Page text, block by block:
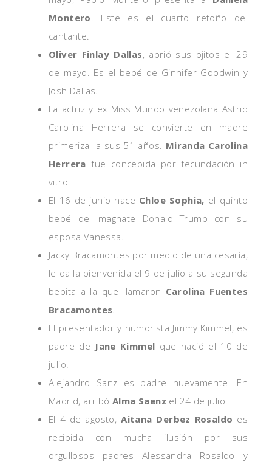
Montero. Este es el cuarto retoño del
cantante.
Oliver Finlay Dallas, abrió sus ojitos el 29
de mayo. Es el bebé de Ginnifer Goodwin y
Josh Dallas.
La actriz y ex Miss Mundo venezolana Astrid
Carolina Herrera se convierte en madre
primeriza a sus 51 años. Miranda Carolina
Herrerafue concebida por fecundación in
vitro.
El 16 de junio nace Chloe Sophia, el quinto
bebé del magnate Donald Trump con su
esposa Vanessa.
Jacky Bracamontes por medio de una cesaría,
le da la bienvenida el 9 de julio a su segunda
bebita a la que llamaron Carolina Fuentes
Bracamontes.
El presentador y humorista Jimmy Kimmel, es
padre de Jane Kimmel que nació el 10 de
julio.
Alejandro Sanz es padre nuevamente. En
Madrid, arribóAlma Saenz el 24 de julio.
El 4 de agosto,Aitana Derbez Rosaldo es
recibida con mucha ilusión por sus
orgullosos padres Alessandra Rosaldo y